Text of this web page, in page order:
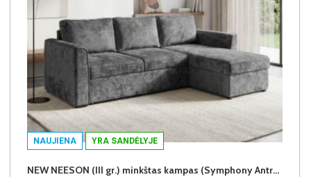
NAUJIENA YRA SANDĖLYJE
NEW NEESON (III gr.) minkštas kampas (Symphony Antracite-20)